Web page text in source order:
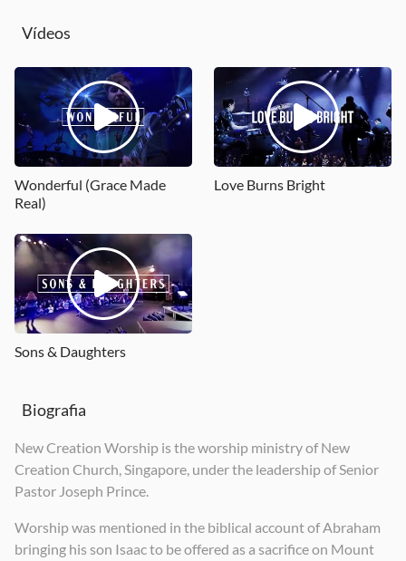
Give Me This Mountain
2020
Powered By One / Rain Upon My Life
2019
Called For More
2025
Vídeos
Wonderful (Grace Made
Real)
Love Burns Bright
Sons & Daughters
Biografia
New Creation Worship is the worship ministry of New
Creation Church, Singapore, under the leadership of Senior
Pastor Joseph Prince.
Worship was mentioned in the biblical account of Abraham
bringing his son Isaac to be offered as a sacrifice on Mount